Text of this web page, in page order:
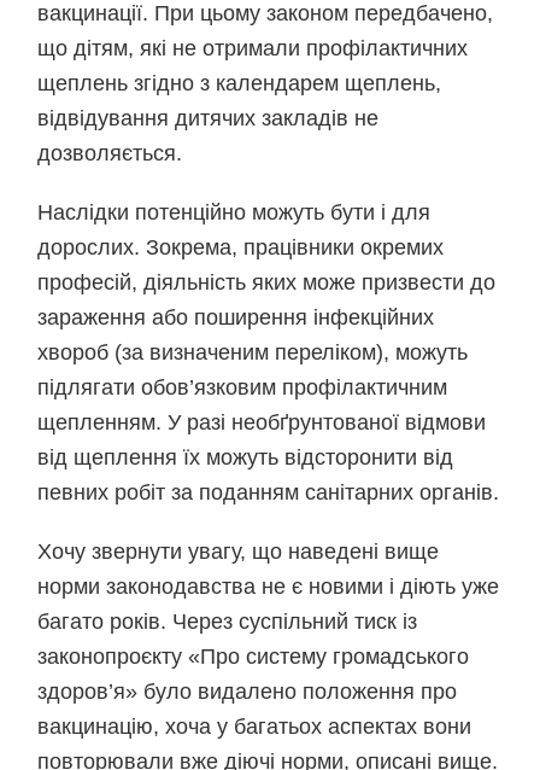
вакцинації. При цьому законом передбачено,
що дітям, які не отримали профілактичних
щеплень згідно з календарем щеплень,
відвідування дитячих закладів не
дозволяється.
Наслідки потенційно можуть бути і для
дорослих. Зокрема, працівники окремих
професій, діяльність яких може призвести до
зараження або поширення інфекційних
хвороб (за визначеним переліком), можуть
підлягати обов’язковим профілактичним
щепленням. У разі необґрунтованої відмови
від щеплення їх можуть відсторонити від
певних робіт за поданням санітарних органів.
Хочу звернути увагу, що наведені вище
норми законодавства не є новими і діють уже
багато років. Через суспільний тиск із
законопроєкту «Про систему громадського
здоров’я» було видалено положення про
вакцинацію, хоча у багатьох аспектах вони
повторювали вже діючі норми, описані вище.